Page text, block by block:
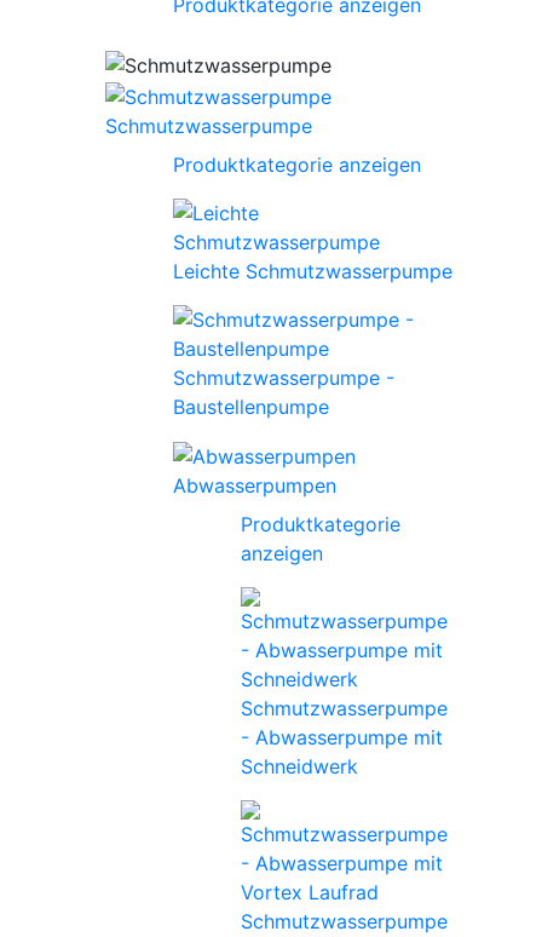
Produktkategorie anzeigen
Schmutzwasserpumpe
Produktkategorie anzeigen
Leichte Schmutzwasserpumpe
Schmutzwasserpumpe -
Baustellenpumpe
Abwasserpumpen
Produktkategorie
anzeigen
Schmutzwasserpumpe
- Abwasserpumpe mit
Schneidwerk
Schmutzwasserpumpe